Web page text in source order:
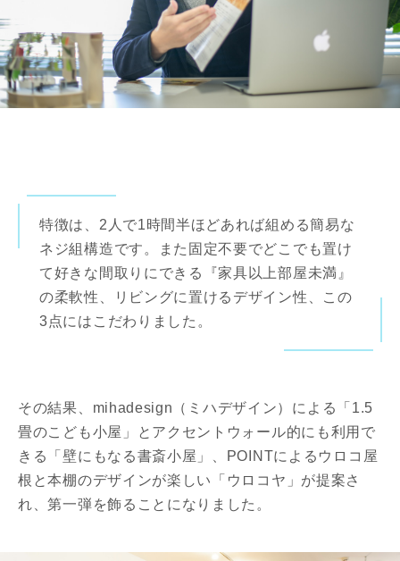
特徴は、2人で1時間半ほどあれば組める簡易な
ネジ組構造です。また固定不要でどこでも置け
て好きな間取りにできる『家具以上部屋未満』
の柔軟性、リビングに置けるデザイン性、この
3点にはこだわりました。
その結果、mihadesign（ミハデザイン）による「1.5
畳のこども小屋」とアクセントウォール的にも利用で
きる「壁にもなる書斎小屋」、POINTによるウロコ屋
根と本棚のデザインが楽しい「ウロコヤ」が提案さ
れ、第一弾を飾ることになりました。